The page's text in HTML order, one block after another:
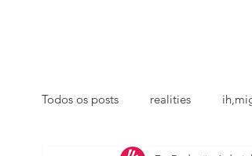
Todos os posts realities